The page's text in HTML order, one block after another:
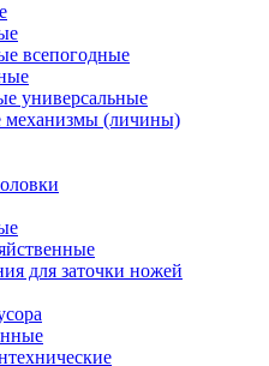
всепогодные
универсальные
(личины)
для заточки ножей